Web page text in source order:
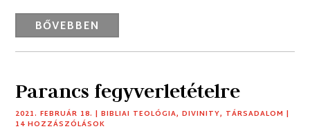
BŐVEBBEN
Parancs fegyverletételre
2021. FEBRUÁR 18. |BIBLIAI TEOLÓGIA,DIVINITY, TÁRSADALOM |
14 HOZZÁSZÓLÁSOK